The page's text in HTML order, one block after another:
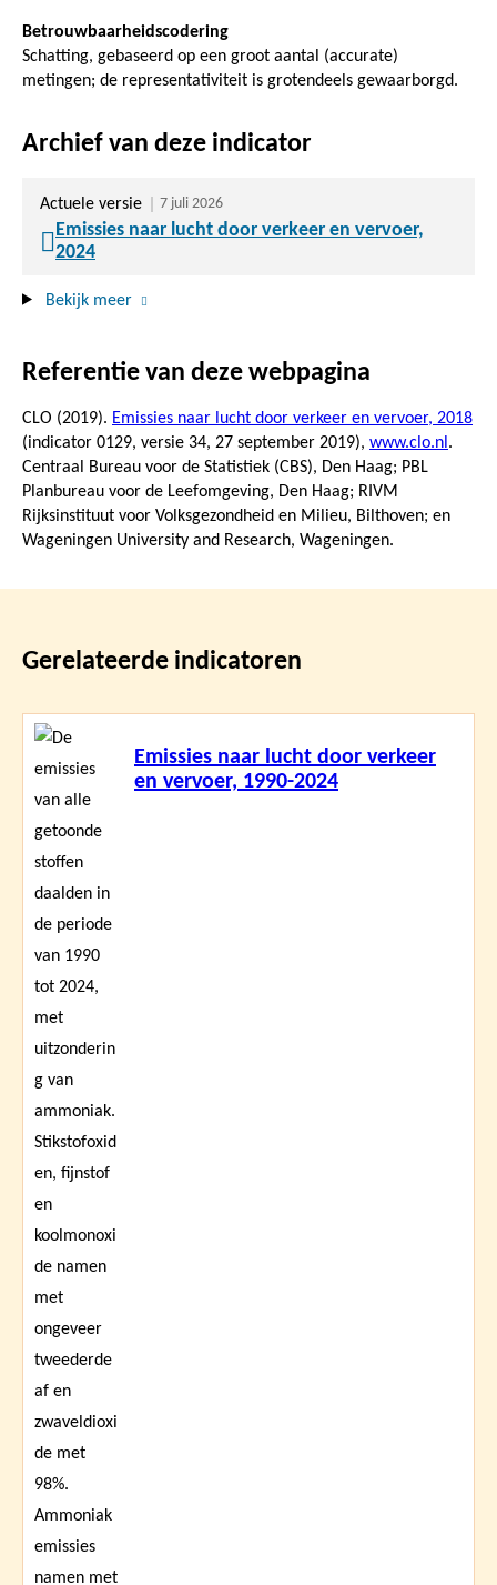
Betrouwbaarheidscodering
Schatting, gebaseerd op een groot aantal (accurate)
metingen; de representativiteit is grotendeels gewaarborgd.
Archief van deze indicator
Actuele versie 7 juli 2026
Emissies naar lucht door verkeer en vervoer,
2024
Bekijk meer
Referentie van deze webpagina
CLO (2019). Emissies naar lucht door verkeer en vervoer, 2018
(indicator 0129, versie 34, 27 september 2019), www.clo.nl .
Centraal Bureau voor de Statistiek (CBS), Den Haag; PBL
Planbureau voor de Leefomgeving, Den Haag; RIVM
Rijksinstituut voor Volksgezondheid en Milieu, Bilthoven; en
Wageningen University and Research, Wageningen.
Gerelateerde indicatoren
Emissies naar lucht door verkeer
en vervoer, 1990-2024
Lees
meer